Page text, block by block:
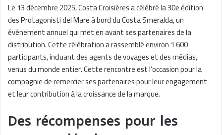
Le 13 décembre 2025, Costa Croisières a célébré la 30e édition
des Protagonisti del Mare à bord du Costa Smeralda, un
événement annuel qui met en avant ses partenaires de la
distribution. Cette célébration a rassemblé environ 1 600
participants, incluant des agents de voyages et des médias,
venus du monde entier. Cette rencontre est l’occasion pour la
compagnie de remercier ses partenaires pour leur engagement
et leur contribution à la croissance de la marque.
Des récompenses pour les